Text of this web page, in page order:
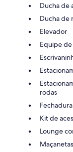
Ducha de
Ducha de
Elevador
Equipe
rodas
Kit de
Lounge